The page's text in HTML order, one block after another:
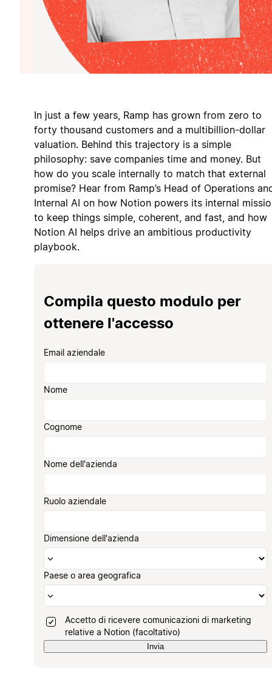
In just a few years, Ramp has grown from zero to
forty thousand customers and a multibillion-dollar
valuation. Behind this trajectory is a simple
philosophy: save companies time and money. But
how do you scale internally to match that external
promise? Hear from Ramp’s Head of Operations
Internal AI on how Notion powers its internal
to keep things simple, coherent, and fast, and how
Notion AI helps drive an ambitious productivity
playbook.
Compila questo modulo per
ottenere l'accesso
Email aziendale
Nome
Cognome
Nome dell'azienda
Ruolo aziendale
Dimensione dell'azienda
Paese o area geografica
Accetto di ricevere comunicazioni di marketing
relative a Notion (facoltativo)
Invia